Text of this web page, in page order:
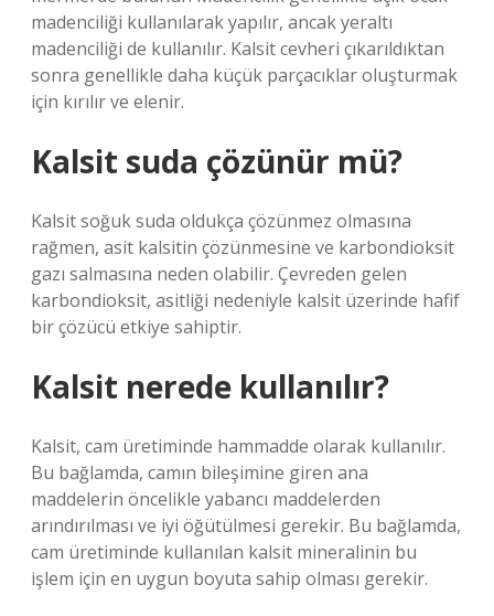
madenciliği kullanılarak yapılır, ancak yeraltı
madenciliği de kullanılır. Kalsit cevheri çıkarıldıktan
sonra genellikle daha küçük parçacıklar oluşturmak
için kırılır ve elenir.
Kalsit suda çözünür mü?
Kalsit soğuk suda oldukça çözünmez olmasına
rağmen, asit kalsitin çözünmesine ve karbondioksit
gazı salmasına neden olabilir. Çevreden gelen
karbondioksit, asitliği nedeniyle kalsit üzerinde hafif
bir çözücü etkiye sahiptir.
Kalsit nerede kullanılır?
Kalsit, cam üretiminde hammadde olarak kullanılır.
Bu bağlamda, camın bileşimine giren ana
maddelerin öncelikle yabancı maddelerden
arındırılması ve iyi öğütülmesi gerekir. Bu bağlamda,
cam üretiminde kullanılan kalsit mineralinin bu
işlem için en uygun boyuta sahip olması gerekir.